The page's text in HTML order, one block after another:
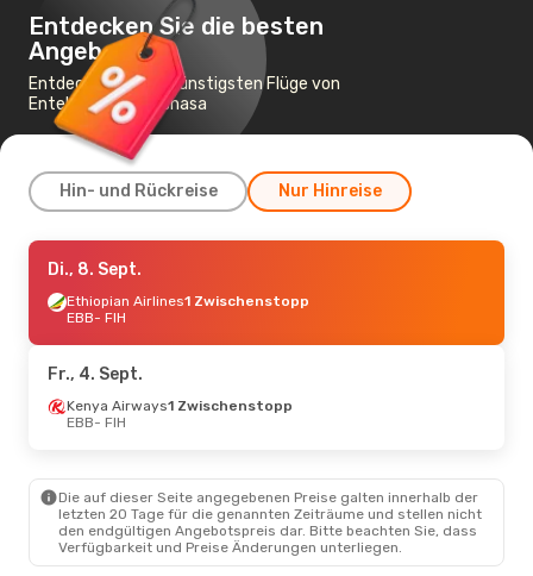
Entdecken Sie die besten
Angebote
Entdecken Sie die günstigsten Flüge von
Entebbe nach Kinshasa
Hin- und Rückreise Nur Hinreise
Mi., 16. Sept.
Ethiopian Airlines1 Zwischenstopp
EBB- FIH
FIH- EBB
Sa., 29. Aug.- Mi., 2. Sept.
FIH
- EBB
Di., 8. Sept.
Ethiopian Airlines1 Zwischenstopp
EBB- FIH
Fr., 4. Sept.
Kenya Airways1 Zwischenstopp
EBB- FIH
Die auf dieser Seite angegebenen Preise galten innerhalb der
letzten 20 Tage für die genannten Zeiträume und stellen nicht
den endgültigen Angebotspreis dar. Bitte beachten Sie, dass
Verfügbarkeit und Preise Änderungen unterliegen.